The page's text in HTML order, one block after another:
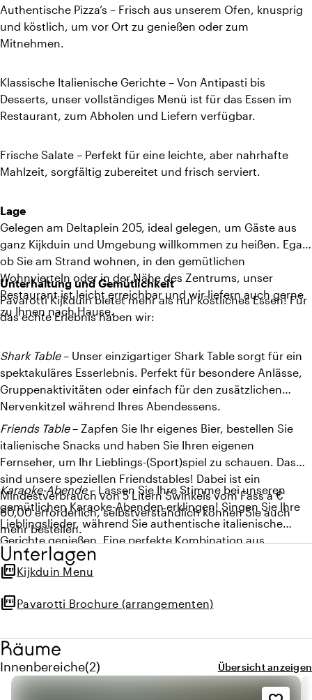
Authentische Pizza’s – Frisch aus unserem Ofen, knusprig
und köstlich, um vor Ort zu genießen oder zum
Mitnehmen.
Klassische Italienische Gerichte – Von Antipasti bis
Desserts, unser vollständiges Menü ist für das Essen im
Restaurant, zum Abholen und Liefern verfügbar.
Frische Salate – Perfekt für eine leichte, aber nahrhafte
Mahlzeit, sorgfältig zubereitet und frisch serviert.
Lage
Gelegen am Deltaplein 205, ideal gelegen, um Gäste aus
ganz Kijkduin und Umgebung willkommen zu heißen. Egal,
ob Sie am Strand wohnen, in den gemütlichen
Wohnvierteln oder in der Nähe des Zentrums, unser
Restaurant ist leicht erreichbar und wir liefern auch gerne
zu Ihnen nach Hause.
Unterhaltung und Gemütlichkeit
Pavarotti Kijkduin bietet mehr als nur köstliches Essen! Für
das echte Erlebnis haben wir:
Shark Table– Unser einzigartiger Shark Table sorgt für ein
spektakuläres Esserlebnis. Perfekt für besondere Anlässe,
Gruppenaktivitäten oder einfach für den zusätzlichen
Nervenkitzel während Ihres Abendessens.
Friends Table– Zapfen Sie Ihr eigenes Bier, bestellen Sie
italienische Snacks und haben Sie Ihren eigenen
Fernseher, um Ihr Lieblings-(Sport)spiel zu schauen. Das
sind unsere speziellen Friendstables! Dabei ist ein
Mindestverbrauch von 5 Litern Swinkels vom Fass à €
60,00 erforderlich, selbstverständlich können Sie auch
mehr bestellen.
Karaoke-Abende– Lassen Sie Ihre Stimme bei unseren
gemütlichen Karaoke-Abenden erklingen! Singen Sie Ihre
Lieblingslieder, während Sie authentische italienische
Gerichte genießen. Eine perfekte Kombination aus
Unterhaltung und kulinarischem Genuss für einen
unvergesslichen Abend.
Unterlagen
picture_as_pdfKijkduin Menu
picture_as_pdfPavarotti Brochure (arrangementen)
Räume
Innenbereiche
Menge innenbereiche: 2
(2) Übersicht anzeigen